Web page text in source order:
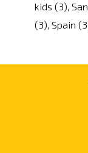
kids (3),
(3), Spain